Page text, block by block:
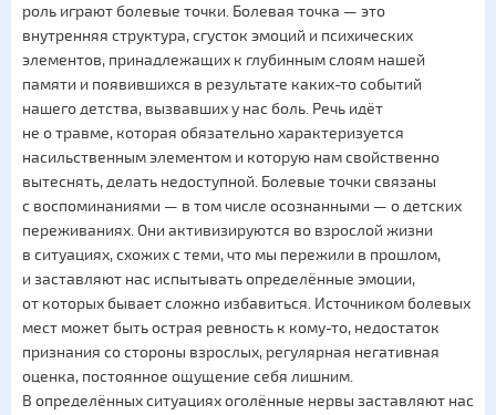
роль играют болевые точки. Болевая точка — это
внутренняя структура, сгусток эмоций и психических
элементов, принадлежащих к глубинным слоям нашей
памяти и появившихся в результате каких-то событий
нашего детства, вызвавших у нас боль. Речь идёт
не о травме, которая обязательно характеризуется
насильственным элементом и которую нам свойственно
вытеснять, делать недоступной. Болевые точки связаны
с воспоминаниями — в том числе осознанными — о детских
переживаниях. Они активизируются во взрослой жизни
в ситуациях, схожих с теми, что мы пережили в прошлом,
и заставляют нас испытывать определённые эмоции,
от которых бывает сложно избавиться. Источником болевых
мест может быть острая ревность к кому-то, недостаток
признания со стороны взрослых, регулярная негативная
оценка, постоянное ощущение себя лишним.
В определённых ситуациях оголённые нервы заставляют нас